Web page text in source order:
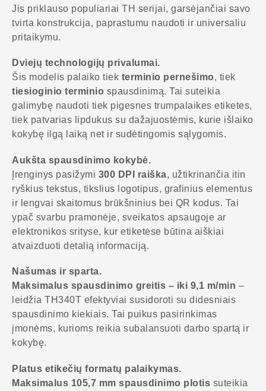
Jis priklauso populiariai TH serijai, garsėjančiai savo
tvirta konstrukcija, paprastumu naudoti ir universaliu
pritaikymu.
Dviejų technologijų privalumai.
Šis modelis palaiko tiek terminio pernešimo, tiek
tiesioginio terminio spausdinimą. Tai suteikia
galimybę naudoti tiek pigesnes trumpalaikes etiketes,
tiek patvarias lipdukus su dažajuostėmis, kurie išlaiko
kokybę ilgą laiką net ir sudėtingomis sąlygomis.
Aukšta spausdinimo kokybė.
Įrenginys pasižymi 300 DPI raiška, užtikrinančia itin
ryškius tekstus, tikslius logotipus, grafinius elementus
ir lengvai skaitomus brūkšninius bei QR kodus. Tai
ypač svarbu pramonėje, sveikatos apsaugoje ar
elektronikos srityse, kur etiketėse būtina aiškiai
atvaizduoti detalią informaciją.
Našumas ir sparta.
Maksimalus spausdinimo greitis – iki 9,1 m/min –
leidžia TH340T efektyviai susidoroti su didesniais
spausdinimo kiekiais. Tai puikus pasirinkimas
įmonėms, kurioms reikia subalansuoti darbo spartą ir
kokybę.
Platus etikečių formatų palaikymas.
Maksimalus 105,7 mm spausdinimo plotis suteikia